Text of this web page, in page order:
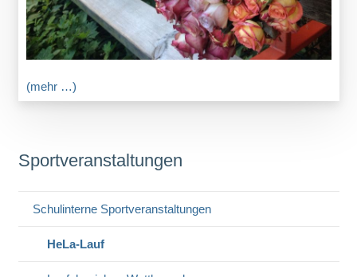
(mehr …)
Sportveranstaltungen
Schulinterne Sportveranstaltungen
HeLa-Lauf